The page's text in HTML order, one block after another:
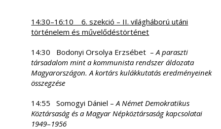
14:30–16:10 6. szekció – II. világháború utáni
történelem és művelődéstörténet
14:30 Bodonyi Orsolya Erzsébet –A paraszti
társadalom mint a kommunista rendszer áldozata
Magyarországon. A kortárs kulákkutatás eredményeinek
összegzése
14:55 Somogyi Dániel –A Német Demokratikus
Köztársaság és a Magyar Népköztársaság kapcsolatai
1949–1956